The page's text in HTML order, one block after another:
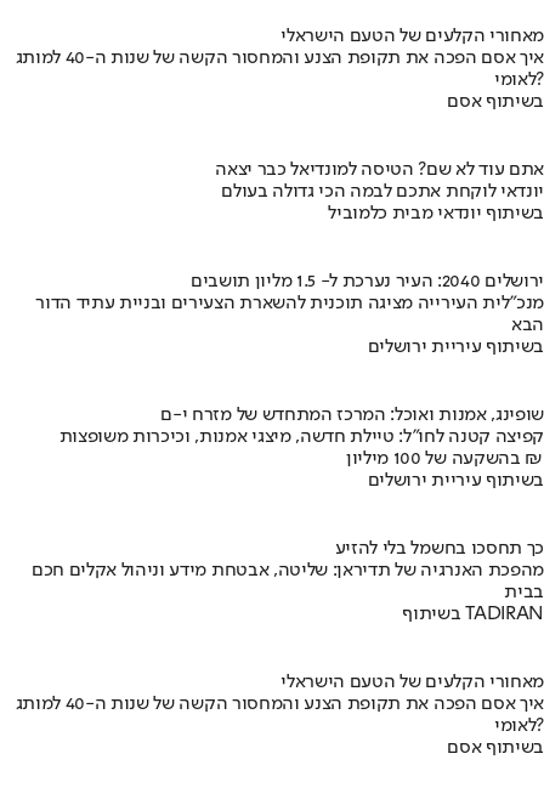
מאחורי הקלעים של הטעם הישראלי
איך אסם הפכה את תקופת הצנע והמחסור הקשה של שנות ה-40 למותג
לאומי?
בשיתוף אסם
אתם עוד לא שם? הטיסה למונדיאל כבר יצאה
יונדאי לוקחת אתכם לבמה הכי גדולה בעולם
בשיתוף יונדאי מבית כלמוביל
ירושלים 2040: העיר נערכת ל- 1.5 מליון תושבים
מנכ"לית העירייה מציגה תוכנית להשארת הצעירים ובניית עתיד הדור
הבא
בשיתוף עיריית ירושלים
שופינג, אמנות ואוכל: המרכז המתחדש של מזרח י-ם
קפיצה קטנה לחו"ל: טיילת חדשה, מיצגי אמנות, וכיכרות משופצות
בהשקעה של 100 מיליון ₪
בשיתוף עיריית ירושלים
כך תחסכו בחשמל בלי להזיע
מהפכת האנרגיה של תדיראן: שליטה, אבטחת מידע וניהול אקלים חכם
בבית
בשיתוף TADIRAN
מאחורי הקלעים של הטעם הישראלי
איך אסם הפכה את תקופת הצנע והמחסור הקשה של שנות ה-40 למותג
לאומי?
בשיתוף אסם